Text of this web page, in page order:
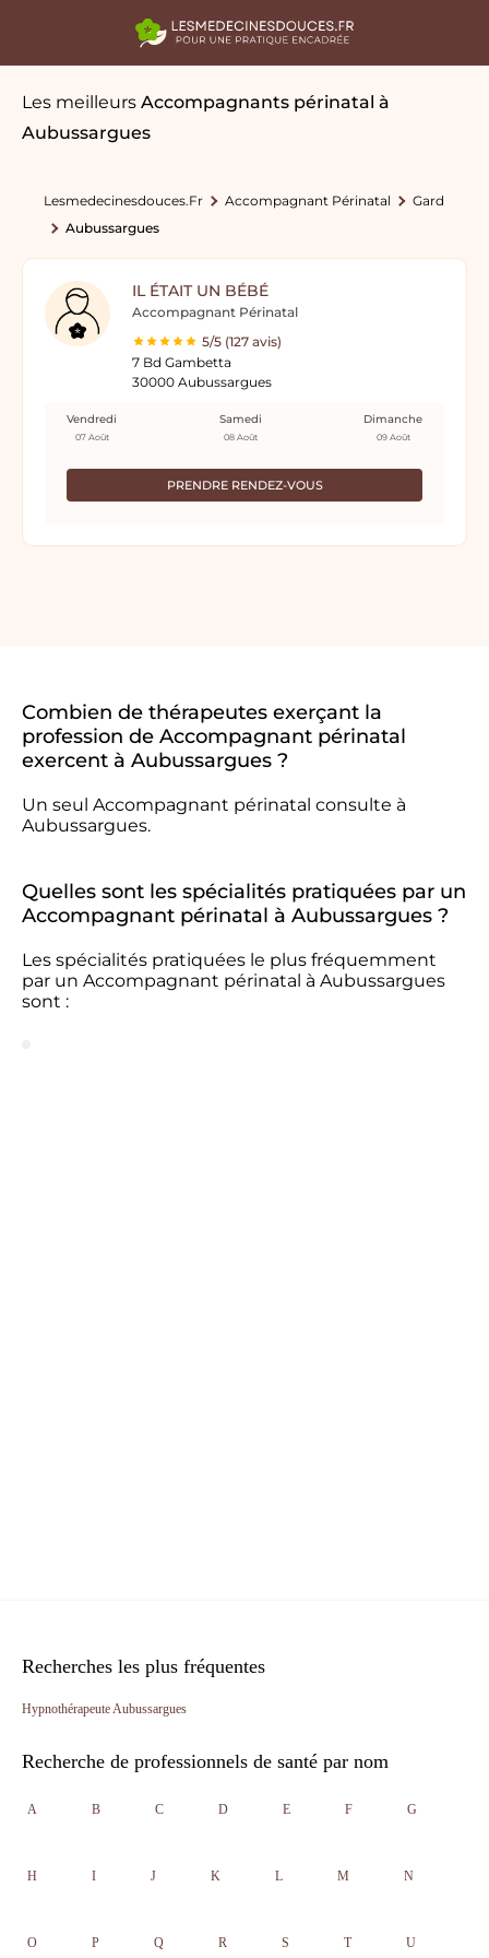
Les meilleurs Accompagnants périnatal à
Aubussargues
Lesmedecinesdouces.fr Accompagnant Périnatal
Gard
Aubussargues
IL ÉTAIT UN BÉBÉ
Accompagnant Périnatal
5/5 (127 avis)
7 Bd Gambetta
30000 Aubussargues
PRENDRE RENDEZ-VOUS
Vendredi
07 Août
Samedi
08 Août
Dimanche
09 Août
Combien de thérapeutes exerçant la
profession de Accompagnant périnatal
exercent à Aubussargues ?
Un seul Accompagnant périnatal consulte à
Aubussargues.
Quelles sont les spécialités pratiquées par un
Accompagnant périnatal à Aubussargues ?
Les spécialités pratiquées le plus fréquemment
par un Accompagnant périnatal à Aubussargues
sont :
Recherches les plus fréquentes
Hypnothérapeute Aubussargues
Recherche de professionnels de santé par nom
A B C D E F G
H I J K L M N
O P Q R S T U